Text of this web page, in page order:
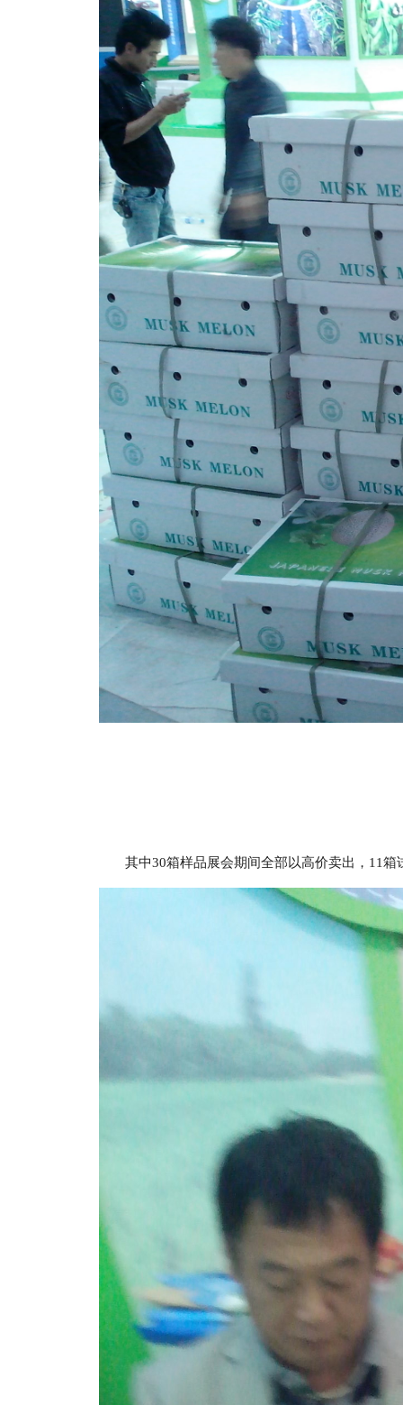
其中30箱样品展会期间全部以高价卖出，11箱